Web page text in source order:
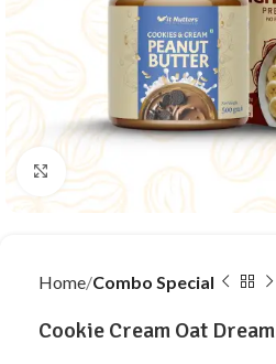
Click to enlarge
Home Combo Special
Cookie Cream Oat Dream